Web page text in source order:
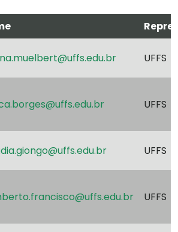
UFFS
UFFS
UFFS
UFFS